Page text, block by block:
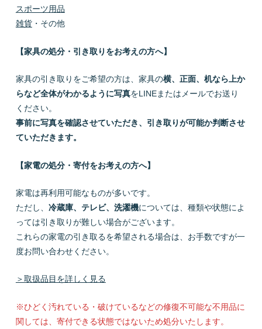
スポーツ用品
雑貨・その他
【家具の処分・引き取りをお考えの方へ】
家具の引き取りをご希望の方は、家具の横、正面、机なら上か
らなど全体がわかるように写真をLINEまたはメールでお送り
ください。
事前に写真を確認させていただき、引き取りが可能か判断させ
ていただきます。
【家電の処分・寄付をお考えの方へ】
家電は再利用可能なものが多いです。
ただし、 冷蔵庫、テレビ、洗濯機については、種類や状態によ
っては引き取りが難しい場合がございます。
これらの家電の引き取るを希望される場合は、お手数ですが一
度お問い合わせください。
＞取扱品目を詳しく見る
※ひどく汚れている・破けているなどの修復不可能な不用品に
関しては、寄付できる状態ではないため処分いたします。